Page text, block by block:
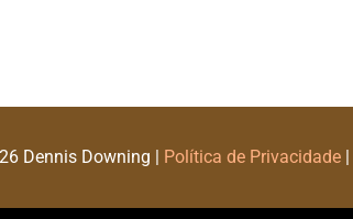
Dennis Downing | Política de Privacidade|